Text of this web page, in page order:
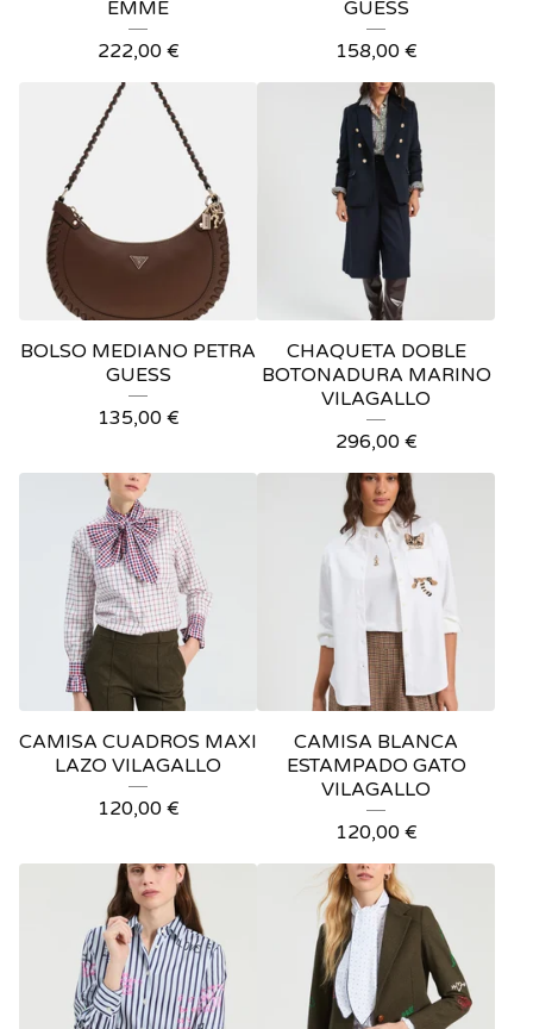
EMME
222,00 €
GUESS
158,00 €
BOLSO MEDIANO PETRA
GUESS
135,00 €
CHAQUETA DOBLE
BOTONADURA MARINO
VILAGALLO
296,00 €
CAMISA CUADROS MAXI
LAZO VILAGALLO
120,00 €
CAMISA BLANCA
ESTAMPADO GATO
VILAGALLO
120,00 €